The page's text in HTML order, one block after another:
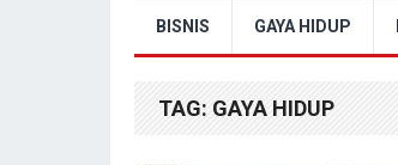
BISNIS GAYA HIDUP
TAG: GAYA HIDUP